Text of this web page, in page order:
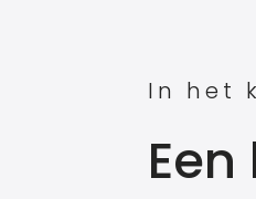
In het